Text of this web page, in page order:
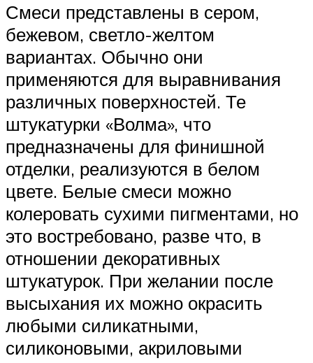
Смеси представлены в сером,
бежевом, светло-желтом
вариантах. Обычно они
применяются для выравнивания
различных поверхностей. Те
штукатурки «Волма», что
предназначены для финишной
отделки, реализуются в белом
цвете. Белые смеси можно
колеровать сухими пигментами, но
это востребовано, разве что, в
отношении декоративных
штукатурок. При желании после
высыхания их можно окрасить
любыми силикатными,
силиконовыми, акриловыми